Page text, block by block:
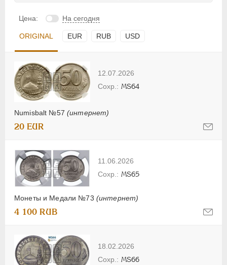
Цена: На сегодня
ORIGINAL EUR RUB USD
12.07.2026
Numisbalt №57 (интернет)
MS64
20 EUR
11.06.2026
Монеты и Медали №73 (интернет)
MS65
4 100 RUB
18.02.2026
MS66